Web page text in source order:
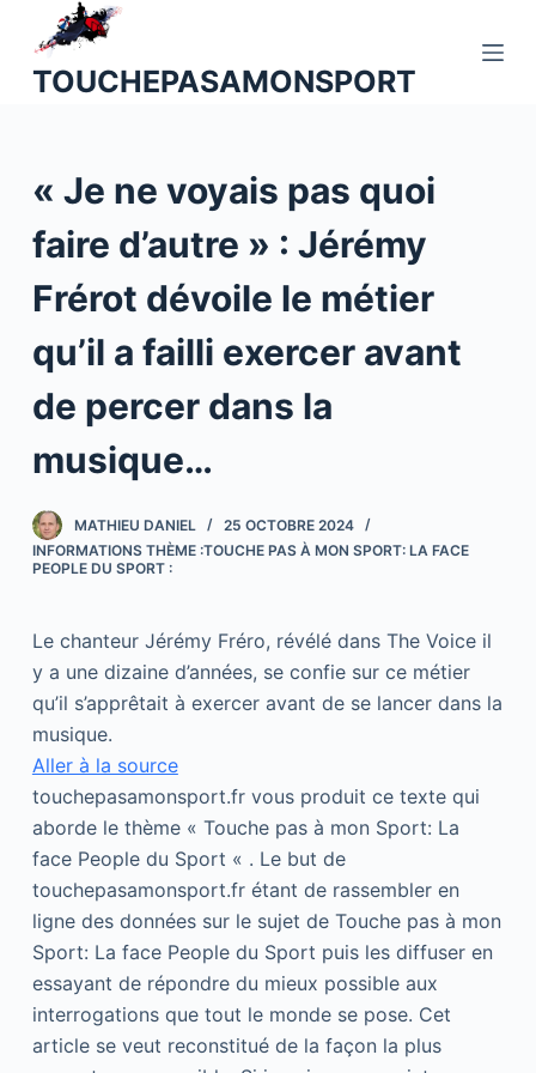
u
o
e
TOUCHEPASAMONSPORT
« Je ne voyais pas quoi
faire d’autre » : Jérémy
Frérot dévoile le métier
qu’il a failli exercer avant
de percer dans la
musique…
MATHIEU DANIEL
25 OCTOBRE 2024
INFORMATIONS THÈME :TOUCHE PAS À MON SPORT: LA FACE
PEOPLE DU SPORT :
Le chanteur Jérémy Fréro, révélé dans The Voice il
y a une dizaine d’années, se confie sur ce métier
qu’il s’apprêtait à exercer avant de se lancer dans la
musique.
Aller à la source
touchepasamonsport.fr vous produit ce texte qui
aborde le thème « Touche pas à mon Sport: La
face People du Sport « . Le but de
touchepasamonsport.fr étant de rassembler en
ligne des données sur le sujet de Touche pas à mon
Sport: La face People du Sport puis les diffuser en
essayant de répondre du mieux possible aux
interrogations que tout le monde se pose. Cet
article se veut reconstitué de la façon la plus